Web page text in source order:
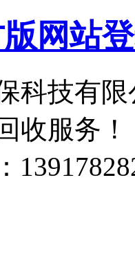
网站
科技有
收服务！